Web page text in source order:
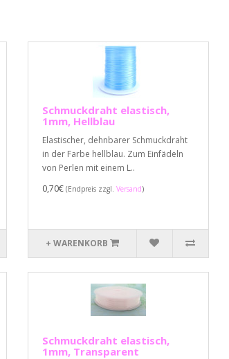
Schmuckdraht elastisch,
1mm, Hellblau
Elastischer, dehnbarer Schmuckdraht
in der Farbe hellblau. Zum Einfädeln
von Perlen mit einem L..
0,70€ (Endpreis zzgl. Versand)
+ WARENKORB
Schmuckdraht elastisch,
1mm, Transparent